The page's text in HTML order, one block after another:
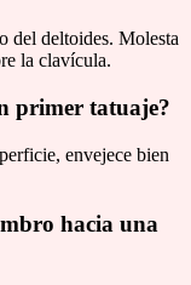
del deltoides. Molesta
la clavícula.
primer tatuaje?
envejece bien
hacia una